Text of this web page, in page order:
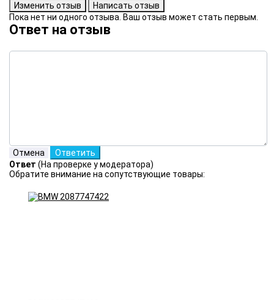
Пока нет ни одного отзыва. Ваш отзыв может стать первым.
Ответ на отзыв
Ответ (На проверке у модератора)
Обратите внимание на сопутствующие товары: